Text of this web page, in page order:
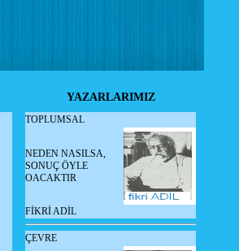
YAZARLARIMIZ
TOPLUMSAL
NEDEN NASILSA,
SONUÇ ÖYLE
OACAKTIR
FİKRİ ADİL
ÇEVRE